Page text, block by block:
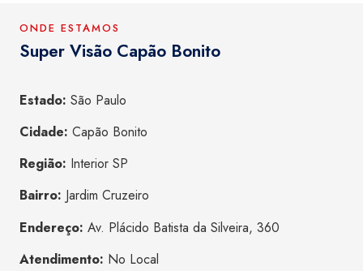
ONDE ESTAMOS
Super Visão Capão Bonito
Estado: São Paulo
Cidade: Capão Bonito
Região: Interior SP
Bairro: Jardim Cruzeiro
Endereço: Av. Plácido Batista da Silveira, 360
Atendimento: No Local